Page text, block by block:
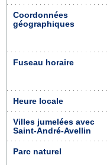
Coordonnées
géographiques
Fuseau horaire
Heure locale
Villes jumelées avec
Saint-André-Avellin
Parc naturel